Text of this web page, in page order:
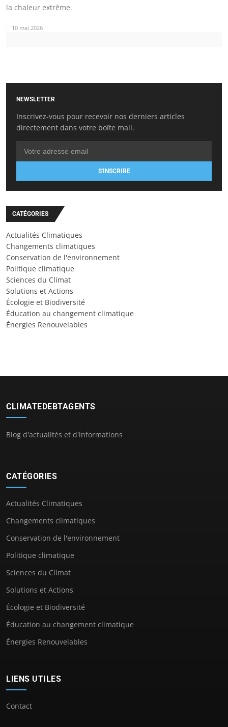
la chaleur extrême.
10 mai 2026
NEWSLETTER
Inscrivez-vous pour recevoir nos derniers articles
directement dans votre boîte mail.
S'INSCRIRE
CATÉGORIES
Actualités Climatiques
Changements climatiques
Conservation de l'environnement
Politique climatique
Sciences du Climat
Solutions et Actions
Écologie et Biodiversité
Éducation au changement climatique
Énergies Renouvelables
CLIMATEDEBTAGENTS
Blog d'actualités et d'informations
CATÉGORIES
Actualités Climatiques
Changements climatiques
Conservation de l'environnement
Politique climatique
Sciences du Climat
Solutions et Actions
Écologie et Biodiversité
Éducation au changement climatique
Énergies Renouvelables
LIENS UTILES
Contact